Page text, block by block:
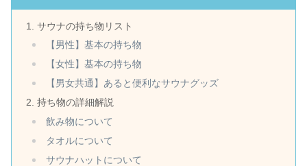
サウナの持ち物リスト
【男性】基本の持ち物
【女性】基本の持ち物
【男女共通】あると便利なサウナグッズ
持ち物の詳細解説
飲み物について
タオルについて
サウナハットについて